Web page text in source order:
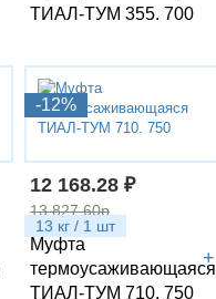
ТИАЛ-ТУМ 355. 700
-12%
13 кг / 1 шт
12 168.28 ₽
+
13 827.60р
Муфта
термоусаживающаяся
ТИАЛ-ТУМ 710. 750